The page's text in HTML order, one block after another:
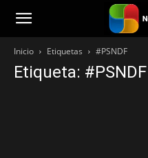
Noticias251
Inicio Etiquetas #PSNDF
Etiqueta: #PSNDF